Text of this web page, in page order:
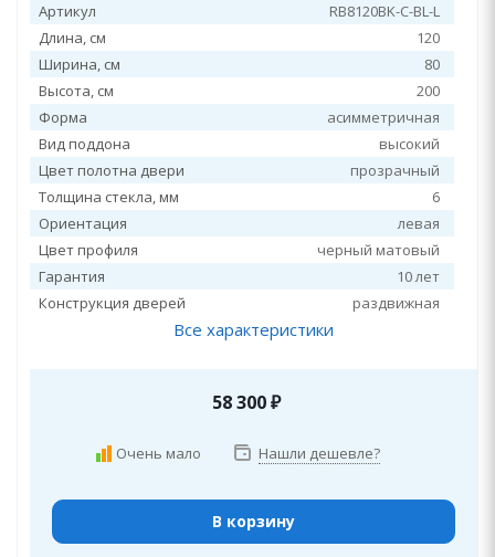
Артикул
RB8120BK-C-BL-L
Длина, см
120
Ширина, см
80
Высота, см
200
Форма
асимметричная
Вид поддона
высокий
Цвет полотна двери
прозрачный
Толщина стекла, мм
6
Ориентация
левая
Цвет профиля
черный матовый
Гарантия
10 лет
Конструкция дверей
раздвижная
Все характеристики
58 300₽
Очень мало Нашли дешевле?
В корзину